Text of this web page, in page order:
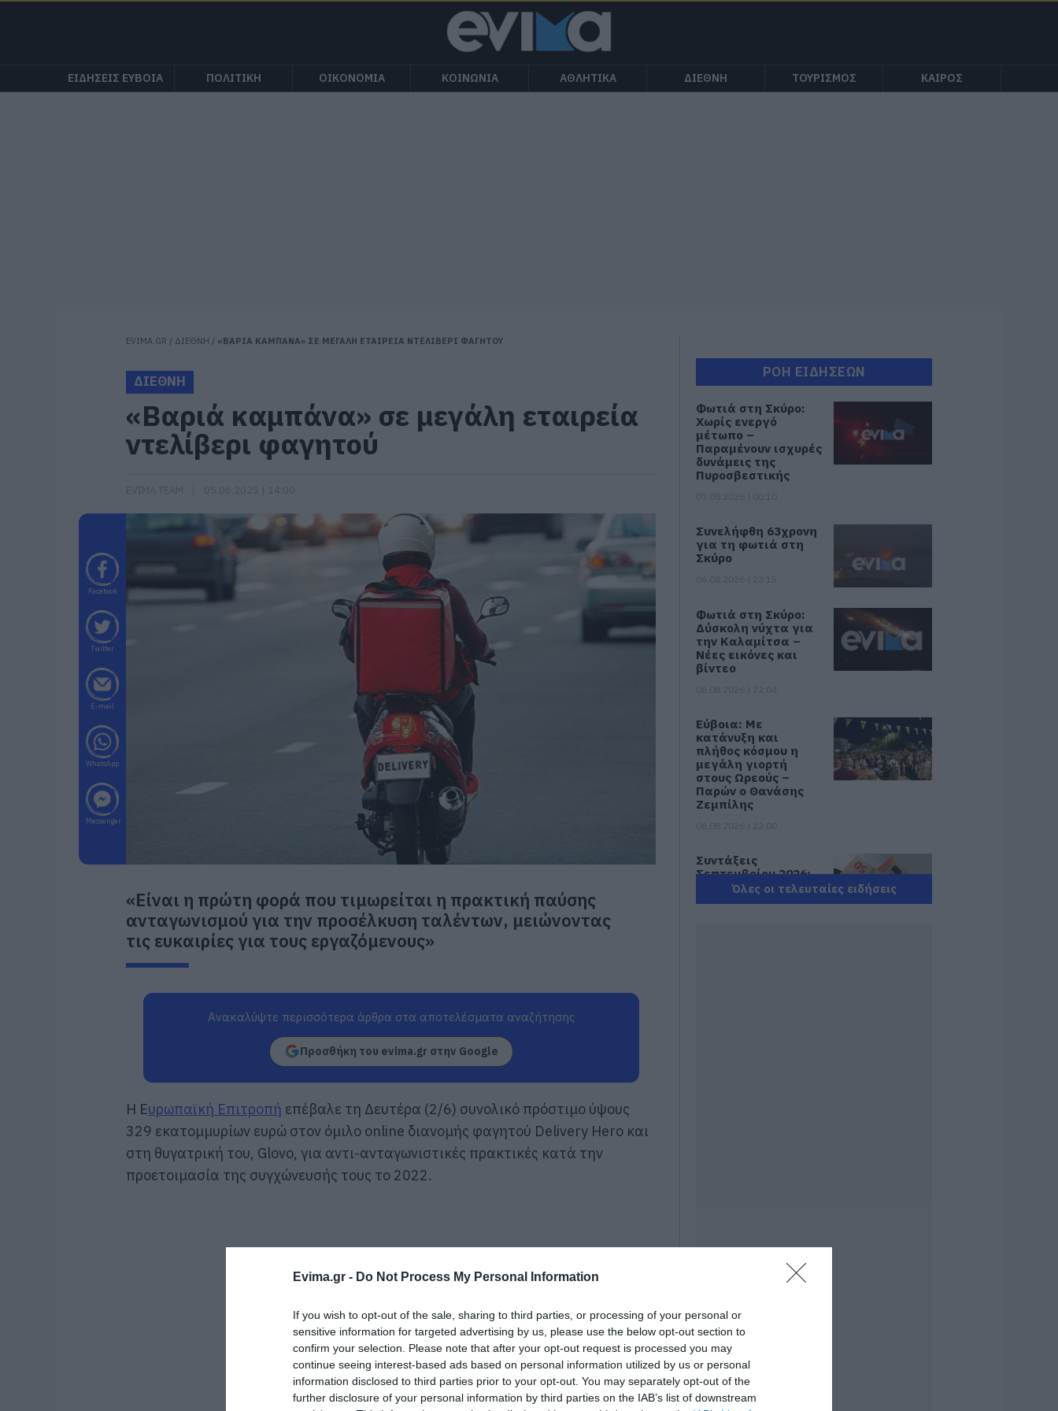
Evima.gr - Do Not Process My Personal Information
If you wish to opt-out of the sale, sharing to third parties, or processing of your personal or
sensitive information for targeted advertising by us, please use the below opt-out section to
confirm your selection. Please note that after your opt-out request is processed you may
continue seeing interest-based ads based on personal information utilized by us or personal
information disclosed to third parties prior to your opt-out. You may separately opt-out of the
further disclosure of your personal information by third parties on the IAB’s list of downstream
ΕΙΔΗΣΕΙΣ ΕΥΒΟΙΑ ΠΟΛΙΤΙΚΗ ΟΙΚΟΝΟΜΙΑ ΚΟΙΝΩΝΙΑ ΑΘΛΗΤΙΚΑ ΔΙΕΘΝΗ ΤΟΥΡΙΣΜΟΣ ΚΑΙΡΟΣ
EVIMA.GR / ΔΙΕΘΝΗ / «ΒΑΡΙΑ ΚΑΜΠΑΝΑ» ΣΕ ΜΕΓΑΛΗ ΕΤΑΙΡΕΙΑ ΝΤΕΛΙΒΕΡΙ ΦΑΓΗΤΟΥ
ΔΙΕΘΝΗ
«Βαριά καμπάνα» σε μεγάλη εταιρεία
ντελίβερι φαγητού
Facebook
Twitter
E-mail
WhatsApp
Messenger
«Είναι η πρώτη φορά που τιμωρείται η πρακτική παύσης
ανταγωνισμού για την προσέλκυση ταλέντων, μειώνοντας
τις ευκαιρίες για τους εργαζόμενους»
Ανακαλύψτε περισσότερα άρθρα στα αποτελέσματα αναζήτησης
Προσθήκη του evima.gr στην Google
Η Ευρωπαϊκή Επιτροπή επέβαλε τη Δευτέρα (2/6) συνολικό πρόστιμο ύψους
329 εκατομμυρίων ευρώ στον όμιλο online διανομής φαγητού Delivery Hero και
στη θυγατρική του, Glovo, για αντι-ανταγωνιστικές πρακτικές κατά την
προετοιμασία της συγχώνευσής τους το 2022.
ΡΟΗ ΕΙΔΗΣΕΩΝ
Φωτιά στη Σκύρο:
Χωρίς ενεργό
μέτωπο –
Παραμένουν ισχυρές
δυνάμεις της
Πυροσβεστικής
Συνελήφθη 63χρονη
για τη φωτιά στη
Σκύρο
Φωτιά στη Σκύρο:
Δύσκολη νύχτα για
την Καλαμίτσα –
Νέες εικόνες και
βίντεο
Εύβοια: Με
κατάνυξη και
πλήθος κόσμου η
μεγάλη γιορτή
στους Ωρεούς –
Παρών ο Θανάσης
Ζεμπίλης
Συντάξεις
Σεπτεμβρίου 2026:
Πότε πληρώνονται
οι δικαιούχοι – Οι
«Ανάσα» για τους
αγρότες στην
Εύβοια:
Ολοκληρώθηκε
μεγάλο έργο
06.08.2026 | 20:40
Όλες οι τελευταίες ειδήσεις